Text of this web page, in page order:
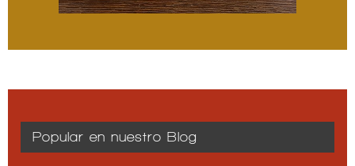
Popular en nuestro Blog